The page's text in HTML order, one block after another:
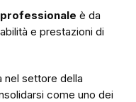
è da
e prestazioni di
nel settore della
come uno dei